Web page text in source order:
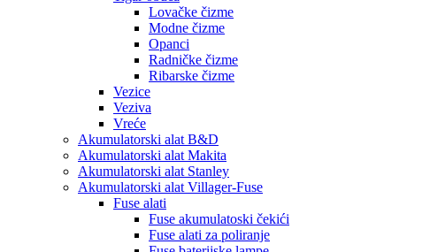
Lovačke čizme
Modne čizme
Opanci
Radničke čizme
Ribarske čizme
Vezice
Veziva
Vreće
Akumulatorski alat B&D
Akumulatorski alat Makita
Akumulatorski alat Stanley
Akumulatorski alat Villager-Fuse
Fuse alati
Fuse akumulatoski čekići
Fuse alati za poliranje